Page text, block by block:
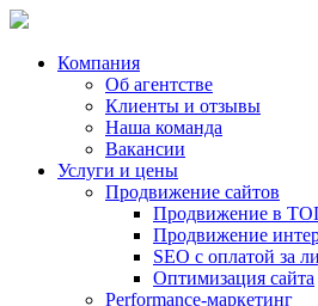
Компания
Об агентстве
Клиенты и отзывы
Наша команда
Вакансии
Услуги и цены
Продвижение сайтов
Продвижение в
Продвижение
SEO с оплатой за
Оптимизация сайта
Performance-маркетинг